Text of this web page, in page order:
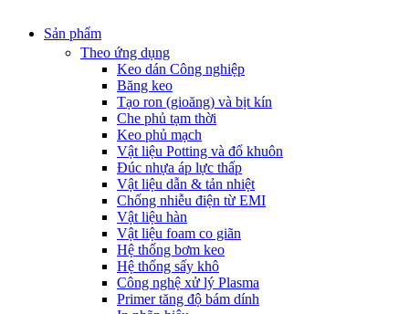
Sản phẩm
Theo ứng dụng
Keo dán Công nghiệp
Băng keo
Tạo ron (gioăng) và bịt kín
Che phủ tạm thời
Keo phủ mạch
Vật liệu Potting và đổ khuôn
Đúc nhựa áp lực thấp
Vật liệu dẫn & tản nhiệt
Chống nhiễu điện từ EMI
Vật liệu hàn
Vật liệu foam co giãn
Hệ thống bơm keo
Hệ thống sấy khô
Công nghệ xử lý Plasma
Primer tăng độ bám dính